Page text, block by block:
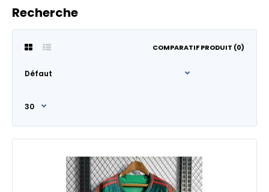
Recherche
COMPARATIF PRODUIT (0)